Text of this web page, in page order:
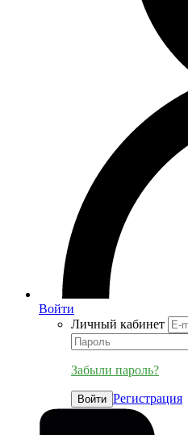
Войти
Личный кабинет
Забыли пароль?
Войти Регистрация